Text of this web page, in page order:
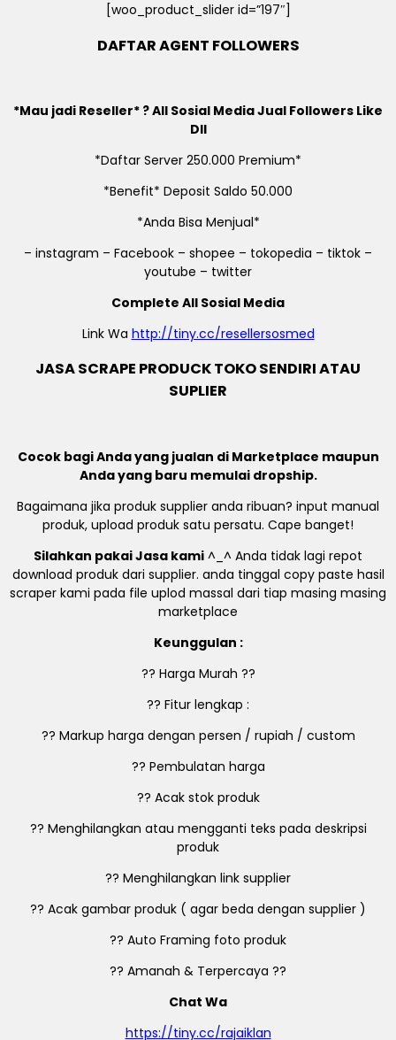
[woo_product_slider id=”197″]
DAFTAR AGENT FOLLOWERS
*Mau jadi Reseller* ? All Sosial Media Jual Followers Like
Dll
*Daftar Server 250.000 Premium*
*Benefit* Deposit Saldo 50.000
*Anda Bisa Menjual*
– instagram – Facebook – shopee – tokopedia – tiktok –
youtube – twitter
Complete All Sosial Media
Link Wa http://tiny.cc/resellersosmed
JASA SCRAPE PRODUCK TOKO SENDIRI ATAU
SUPLIER
Cocok bagi Anda yang jualan di Marketplace maupun
Anda yang baru memulai dropship.
Bagaimana jika produk supplier anda ribuan? input manual
produk, upload produk satu persatu. Cape banget!
Silahkan pakai Jasa kami ^_^ Anda tidak lagi repot
download produk dari supplier. anda tinggal copy paste hasil
scraper kami pada file uplod massal dari tiap masing masing
marketplace
Keunggulan :
?? Harga Murah ??
?? Fitur lengkap :
?? Markup harga dengan persen / rupiah / custom
?? Pembulatan harga
?? Acak stok produk
?? Menghilangkan atau mengganti teks pada deskripsi
produk
?? Menghilangkan link supplier
?? Acak gambar produk ( agar beda dengan supplier )
?? Auto Framing foto produk
?? Amanah & Terpercaya ??
Chat Wa
https://tiny.cc/rajaiklan